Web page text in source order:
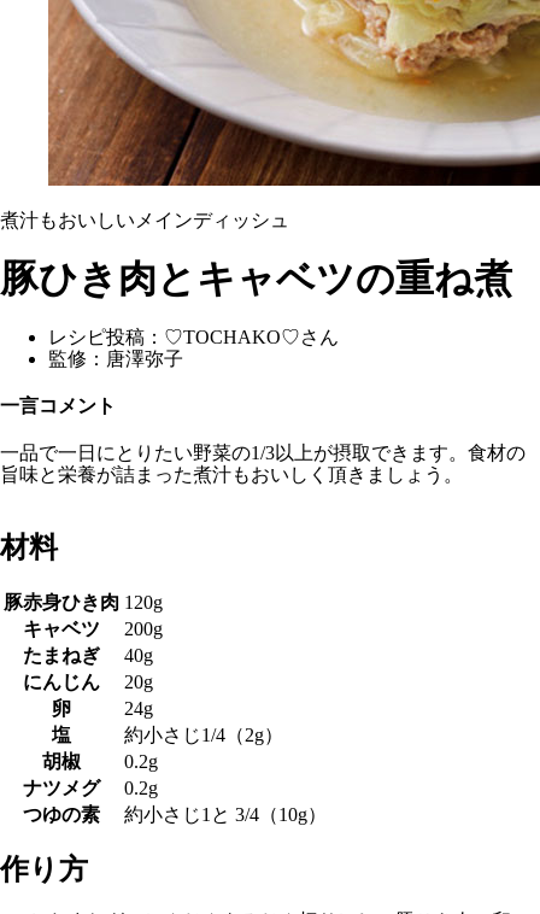
煮汁もおいしいメインディッシュ
豚ひき肉とキャベツの重ね煮
レシピ投稿： ♡TOCHAKO♡さん
監修： 唐澤弥子
一言コメント
一品で一日にとりたい野菜の1/3以上が摂取できます。食材の
旨味と栄養が詰まった煮汁もおいしく頂きましょう。
材料
豚赤身ひき肉 120g
キャベツ
200g
たまねぎ
40g
にんじん
20g
卵
24g
塩
約小さじ1/4（2g）
胡椒
0.2g
ナツメグ
0.2g
つゆの素
約小さじ1と 3/4（10g）
作り方